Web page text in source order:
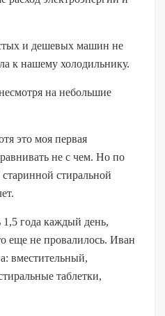
и дешевых машин не
к нашему холодильнику.
на небольшие
это моя первая
не с чем. Но по
стиральной
года каждый день,
еще не провалилось. Иван
вместительный,
таблетки,